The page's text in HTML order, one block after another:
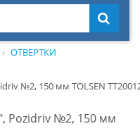
ОТВЕРТКИ
№2, 150 мм TOLSEN
Pozidriv №2, 150 мм